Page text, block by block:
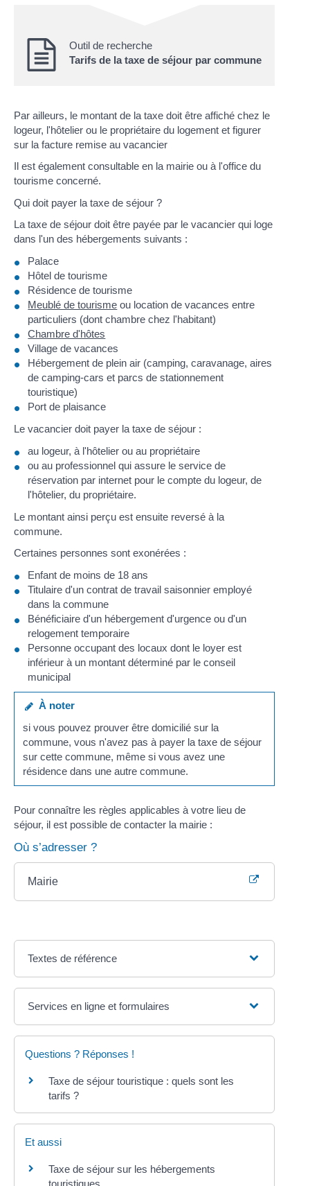
Outil de recherche
Tarifs de la taxe de séjour par commune
Par ailleurs, le montant de la taxe doit être affiché chez le
logeur, l'hôtelier ou le propriétaire du logement et figurer
sur la facture remise au vacancier
Il est également consultable en la mairie ou à l'office du
tourisme concerné.
Qui doit payer la taxe de séjour ?
La taxe de séjour doit être payée par le vacancier qui loge
dans l'un des hébergements suivants :
Palace
Hôtel de tourisme
Résidence de tourisme
Meublé de tourisme ou location de vacances entre
particuliers (dont chambre chez l'habitant)
Chambre d'hôtes
Village de vacances
Hébergement de plein air (camping, caravanage, aires
de camping-cars et parcs de stationnement
touristique)
Port de plaisance
Le vacancier doit payer la taxe de séjour :
au logeur, à l'hôtelier ou au propriétaire
ou au professionnel qui assure le service de
réservation par internet pour le compte du logeur, de
l'hôtelier, du propriétaire.
Le montant ainsi perçu est ensuite reversé à la
commune.
Certaines personnes sont exonérées :
Enfant de moins de 18 ans
Titulaire d'un contrat de travail saisonnier employé
dans la commune
Bénéficiaire d'un hébergement d'urgence ou d'un
relogement temporaire
Personne occupant des locaux dont le loyer est
inférieur à un montant déterminé par le conseil
municipal
À noter
si vous pouvez prouver être domicilié sur la
commune, vous n'avez pas à payer la taxe de séjour
sur cette commune, même si vous avez une
résidence dans une autre commune.
Pour connaître les règles applicables à votre lieu de
séjour, il est possible de contacter la mairie :
Où s’adresser ?
Mairie
Textes de référence
Services en ligne et formulaires
Questions ? Réponses !
Taxe de séjour touristique : quels sont les
tarifs ?
Et aussi
Taxe de séjour sur les hébergements
touristiques